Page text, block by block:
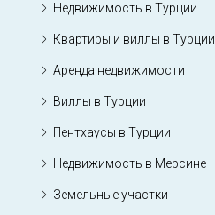
Недвижимость в Турции
Квартиры и виллы в Турции
Аренда недвижимости
Виллы в Турции
Пентхаусы в Турции
Недвижимость в Мерсине
Земельные участки